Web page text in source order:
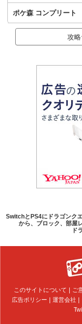
ポケ森 コンプリート
攻
SwitchとPS4にドラゴンク
から、ブロック、部屋
ド
このサイトについて ご
広告ポリシー
運営会社